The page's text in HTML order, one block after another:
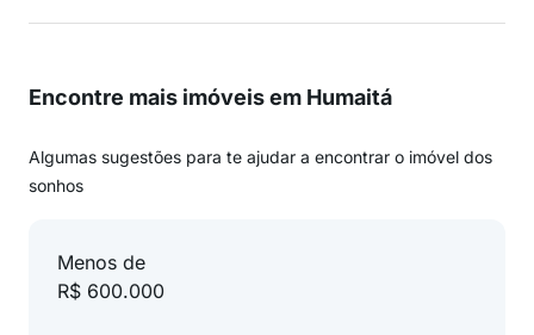
Encontre mais imóveis em Humaitá
Algumas sugestões para te ajudar a encontrar o imóvel dos
sonhos
Menos de
R$ 600.000